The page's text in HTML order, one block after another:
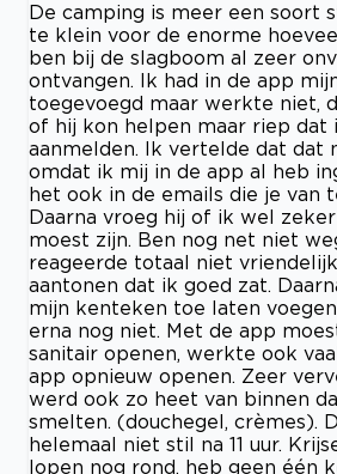
De camping is meer een soort
te klein voor de enorme
ben bij de slagboom al zeer
ontvangen. Ik had in de app
toegevoegd maar werkte niet,
of hij kon helpen maar riep dat
aanmelden. Ik vertelde dat dat
omdat ik mij in de app al heb
het ook in de emails die je van
Daarna vroeg hij of ik wel
moest zijn. Ben nog net niet
reageerde totaal niet
aantonen dat ik goed zat.
mijn kenteken toe laten
erna nog niet. Met de app
sanitair openen, werkte ook
app opnieuw openen. Zeer
werd ook zo heet van binnen
smelten. (douchegel, crèmes).
helemaal niet stil na 11 uur.
lopen nog rond, heb geen één